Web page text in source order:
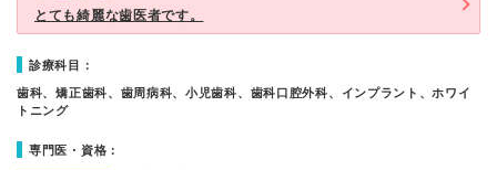
とても綺麗な歯医者です。
診療科目：
歯科、矯正歯科、歯周病科、小児歯科、歯科口腔外科、インプラント、ホワイ
トニング
専門医・資格：